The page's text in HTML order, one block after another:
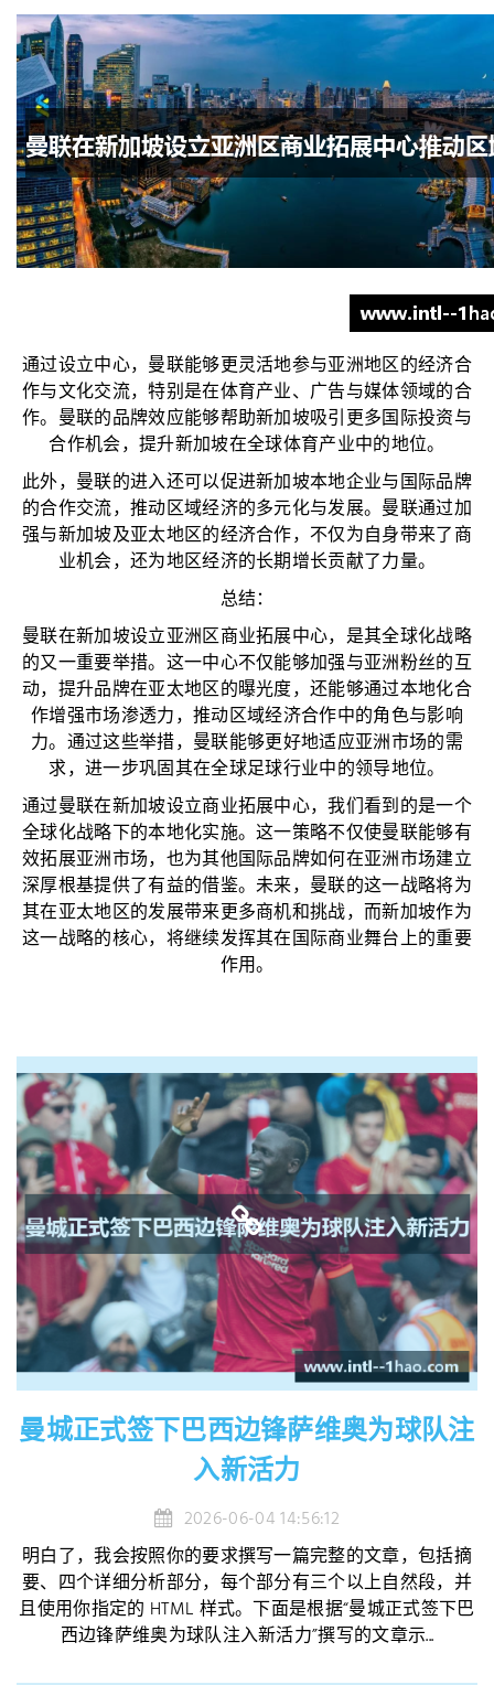
通过设立中心，曼联能够更灵活地参与亚洲地区的经济合
作与文化交流，特别是在体育产业、广告与媒体领域的合
作。曼联的品牌效应能够帮助新加坡吸引更多国际投资与
合作机会，提升新加坡在全球体育产业中的地位。
此外，曼联的进入还可以促进新加坡本地企业与国际品牌
的合作交流，推动区域经济的多元化与发展。曼联通过加
强与新加坡及亚太地区的经济合作，不仅为自身带来了商
业机会，还为地区经济的长期增长贡献了力量。
总结：
曼联在新加坡设立亚洲区商业拓展中心，是其全球化战略
的又一重要举措。这一中心不仅能够加强与亚洲粉丝的互
动，提升品牌在亚太地区的曝光度，还能够通过本地化合
作增强市场渗透力，推动区域经济合作中的角色与影响
力。通过这些举措，曼联能够更好地适应亚洲市场的需
求，进一步巩固其在全球足球行业中的领导地位。
通过曼联在新加坡设立商业拓展中心，我们看到的是一个
全球化战略下的本地化实施。这一策略不仅使曼联能够有
效拓展亚洲市场，也为其他国际品牌如何在亚洲市场建立
深厚根基提供了有益的借鉴。未来，曼联的这一战略将为
其在亚太地区的发展带来更多商机和挑战，而新加坡作为
这一战略的核心，将继续发挥其在国际商业舞台上的重要
作用。
曼城正式签下巴西边锋萨维奥为球队注
入新活力
2026-06-04 14:56:12
明白了，我会按照你的要求撰写一篇完整的文章，包括摘
要、四个详细分析部分，每个部分有三个以上自然段，并
且使用你指定的 HTML 样式。下面是根据“曼城正式签下巴
西边锋萨维奥为球队注入新活力”撰写的文章示...